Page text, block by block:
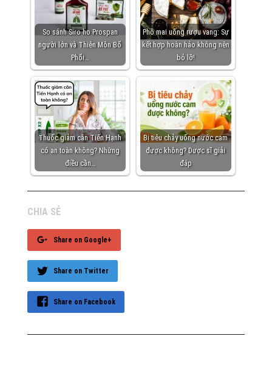
So sánh Siro ho Prospan
người lớn và Thiên Môn Bổ
Phổi…
Phô mai uống rượu vang: Sự
kết hợp hoàn hảo không nên
bỏ lỡ!
Thuốc giảm cân Tiến Hạnh
có an toàn không? Những
điều cần…
Bị tiêu chảy uống nước cam
được không? Dược sĩ giải
đáp
CHIA SẺ
Share on Google+
Share on Twitter
Share on Facebook